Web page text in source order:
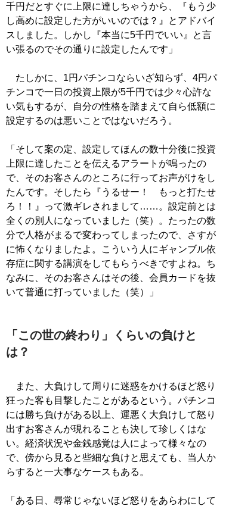
千円だとすぐに上限に達しちゃうから、『もう少
し高めに設定した方がいいのでは？』とアドバイ
スしました。しかし『本当に5千円でいい』と言
い張るのでその通りに設定したんです」
たしかに、1円パチンコならいざ知らず、4円パ
チンコで一日の投資上限が5千円では少々心許な
い気もするが、自分の性格を踏まえて自ら低額に
設定するのは悪いことではないだろう。
「そして案の定、設定してほんの数十分後に投資
上限に達したことを伝えるアラートが鳴ったの
で、そのお客さんのところに行ってお声がけをし
たんです。そしたら『うるせー！ もっと打たせ
ろ！！』って激ギレされまして……。設定前とは
全くの別人になっていました（笑）。たったの数
分で人格がまるで変わってしまったので、さすが
に怖くなりましたよ。こういう人にギャンブル依
存症に関する講演をしてもらうべきですよね。ち
なみに、そのお客さんはその後、会員カードを抜
いて普通に打っていました（笑）」
「この世の終わり」くらいの負けと
は？
また、大負けして周りに迷惑をかけるほど怒り
狂った客も目撃したことがあるという。パチンコ
には勝ち負けがある以上、運悪く大負けして怒り
出すお客さんが現れることも決して珍しくはな
い。経済状況や金銭感覚は人によって様々なの
で、傍から見ると些細な負けと思えても、当人か
らすると一大事なケースもある。
「ある日、尋常じゃないほど怒りをあらわにして